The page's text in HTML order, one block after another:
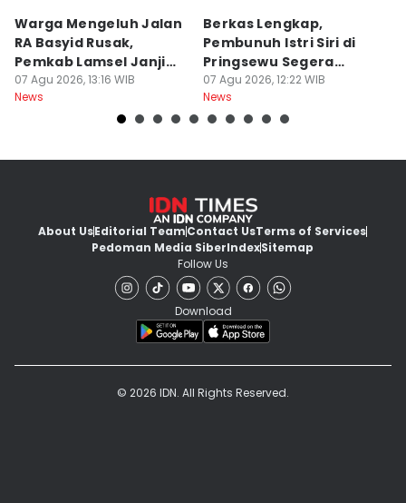
Warga Mengeluh Jalan
RA Basyid Rusak,
Pemkab Lamsel Janji
Segera Perbaiki
07 Agu 2026, 13:16 WIB
News
Berkas Lengkap,
Pembunuh Istri Siri di
Pringsewu Segera
Disidang
07 Agu 2026, 12:22 WIB
News
About UsEditorial TeamContact UsTerms of Services
Pedoman Media SiberIndexSitemap
Follow Us
Download
© 2026 IDN. All Rights Reserved.